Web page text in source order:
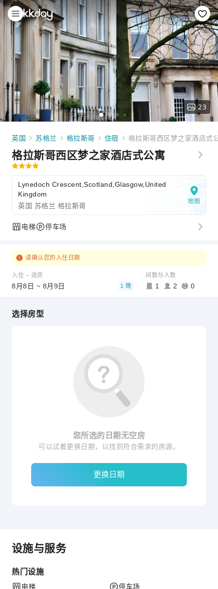
23
英国 苏格兰 格拉斯哥 住宿 格拉斯哥西区梦之家酒店式
格拉斯哥西区梦之家酒店式公寓
Lynedoch Crescent,Scotland,Glasgow,United
Kingdom
英国 苏格兰 格拉斯哥
地图
电梯 停车场
请确认您的入住日期
入住 – 退房
8月8日 ~ 8月9日 1 晚
间数与人数
1 2 0
选择房型
您所选的日期无空房
可以试着更换日期，以找到符合需求的房源。
更换日期
设施与服务
热门设施
电梯 停车场